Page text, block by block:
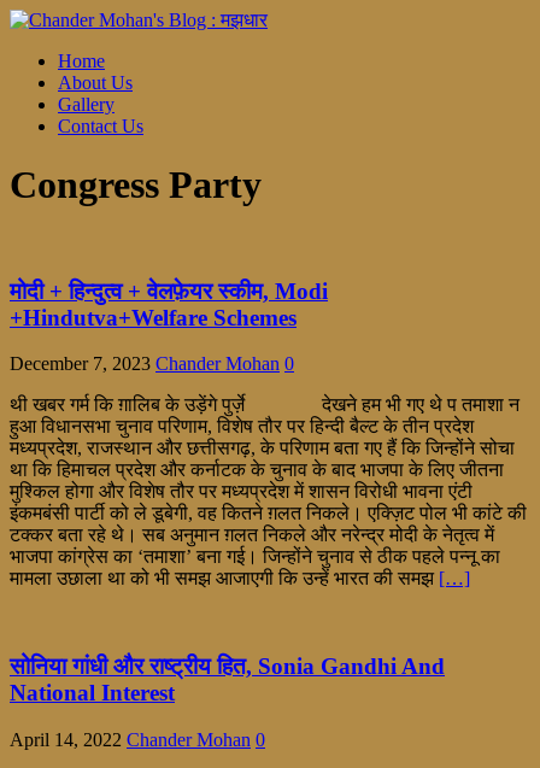
Home
About Us
Gallery
Contact Us
Congress Party
मोदी + हिन्दुत्व + वेलफ़ेयर स्कीम, Modi
+Hindutva+Welfare Schemes
December 7, 2023 Chander Mohan 0
थी खबर गर्म कि ग़ालिब के उड़ेंगे पुर्ज़े देखने हम भी गए थे प तमाशा न
हुआ विधानसभा चुनाव परिणाम, विशेष तौर पर हिन्दी बैल्ट के तीन प्रदेश
मध्यप्रदेश, राजस्थान और छत्तीसगढ़, के परिणाम बता गए हैं कि जिन्होंने सोचा
था कि हिमाचल प्रदेश और कर्नाटक के चुनाव के बाद भाजपा के लिए जीतना
मुश्किल होगा और विशेष तौर पर मध्यप्रदेश में शासन विरोधी भावना एंटी
इंकमबंसी पार्टी को ले डूबेगी, वह कितने ग़लत निकले। एक्ज़िट पोल भी कांटे की
टक्कर बता रहे थे। सब अनुमान ग़लत निकले और नरेन्द्र मोदी के नेतृत्व में
भाजपा कांग्रेस का ‘तमाशा’ बना गई। जिन्होंने चुनाव से ठीक पहले पन्नू का
मामला उछाला था को भी समझ आजाएगी कि उन्हें भारत की समझ […]
सोनिया गांधी और राष्ट्रीय हित, Sonia Gandhi And
National Interest
April 14, 2022 Chander Mohan 0